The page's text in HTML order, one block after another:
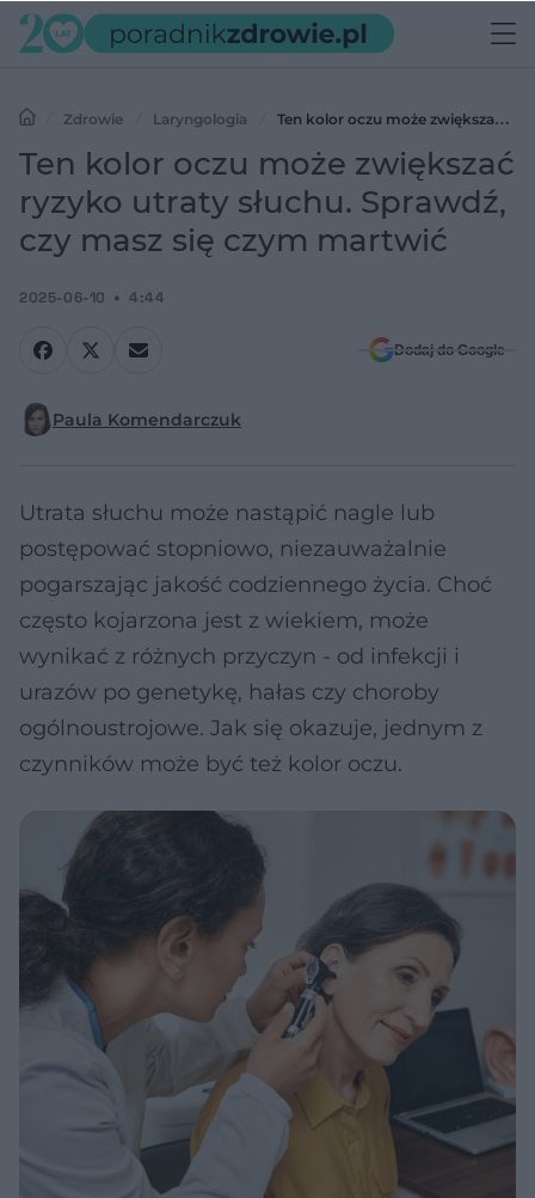
Zdrowie Laryngologia
Ten kolor oczu może zwiększać
ryzyko utraty słuchu. Sprawdź, czy masz się czym martwić
Ten kolor oczu może zwiększać
ryzyko utraty słuchu. Sprawdź,
czy masz się czym martwić
2025-06-10 4:44
Dodaj do Google
Paula Komendarczuk
Utrata słuchu może nastąpić nagle lub
postępować stopniowo, niezauważalnie
pogarszając jakość codziennego życia. Choć
często kojarzona jest z wiekiem, może
wynikać z różnych przyczyn - od infekcji i
urazów po genetykę, hałas czy choroby
ogólnoustrojowe. Jak się okazuje, jednym z
czynników może być też kolor oczu.